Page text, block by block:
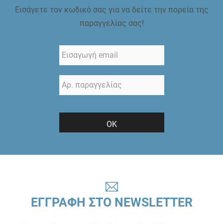
Εισάγετε τον κωδικό σας για να δείτε την πορεία της
παραγγελίας σας!
ΟΚ
ΕΓΓΡΑΦΗ ΣΤΟ NEWSLETTER